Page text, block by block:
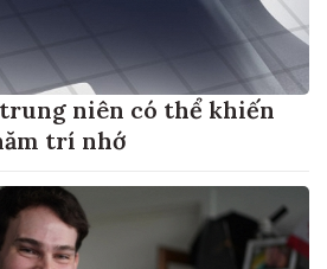
niên có thể khiến
trí nhớ